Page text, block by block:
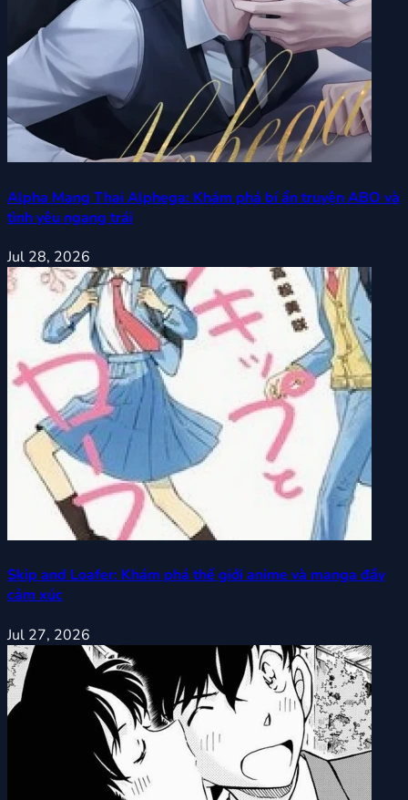
Alpha Mang Thai Alphega: Khám phá bí ẩn truyện ABO và
tình yêu ngang trái
Jul 28, 2026
Skip and Loafer: Khám phá thế giới anime và manga đầy
cảm xúc
Jul 27, 2026